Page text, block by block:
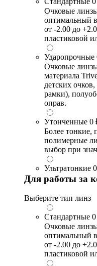
Очковые
оптимальный
от -2.00 до
пластиковой
Ударопрочные
Очковые
материала
детских
рамки),
оправ.
Утонченные 0
Более тонкие,
полимерные
выбор при
Ультратонкие
Для работы за
Выберите тип линз
Стандартные
Очковые
оптимальный
от -2.00 до
пластиковой